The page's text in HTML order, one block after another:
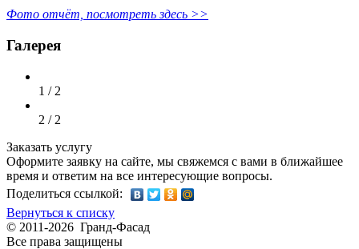
Фото отчёт, посмотреть здесь >>
Галерея
1 / 2
2 / 2
Заказать услугу
Оформите заявку на сайте, мы свяжемся с вами в ближайшее
время и ответим на все интересующие вопросы.
Поделиться ссылкой:
Вернуться к списку
© 2011-2026 Гранд-Фасад
Все права защищены